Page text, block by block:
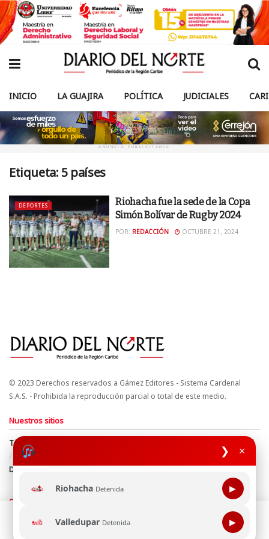
❯ ×
Riohacha Detenida ▶
Valledupar Detenida ▶
INICIO LA GUAJIRA POLÍTICA JUDICIALES
ANUNCIO PUBLICITARIO
Etiqueta: 5 países
DEPORTES
Riohacha fue la sede de la Copa
Simón Bolívar de Rugby 2024
POR: REDACCIÓN OCTUBRE 21, 2024
© 2023 Derechos reservados a Gámez Editores - Sistema Cardenal
S.A.S. - Prohibida la reproducción parcial o total de este medio.
Nuestros sitios
Términos y Condiciones
Derechos de Autor y Propiedad Intelectual
Política de uso de cookies
Política de Tratamiento de Datos
Directrices Editoriales
Síguenos
Esta página web usa cookie para mejorar tu experiencia de
navegación, al continuar aceptas nuestra política de uso de